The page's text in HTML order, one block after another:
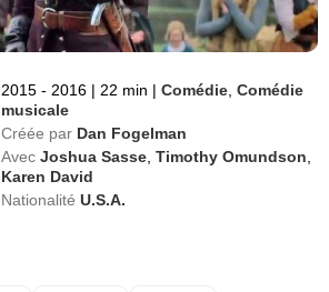
2015 - 2016 | 22 min | Comédie ,Comédie
musicale
Créée par Dan Fogelman
Avec Joshua Sasse ,Timothy Omundson
Karen David
Nationalité U.S.A.